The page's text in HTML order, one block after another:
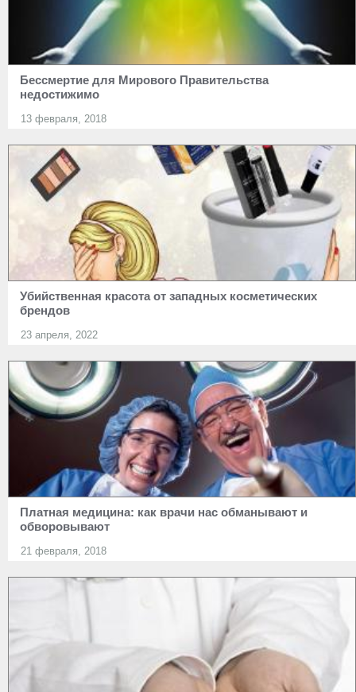
Бессмертие для Мирового Правительства
недостижимо
13 февраля, 2018
Убийственная красота от западных косметических
брендов
23 апреля, 2022
Платная медицина: как врачи нас обманывают и
обворовывают
21 февраля, 2018